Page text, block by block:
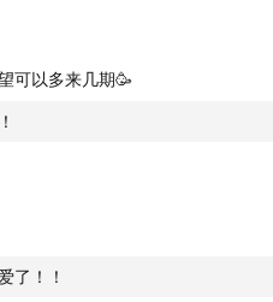
可以多来几期🥳
了！！